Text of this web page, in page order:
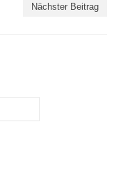
Nächster Beitrag